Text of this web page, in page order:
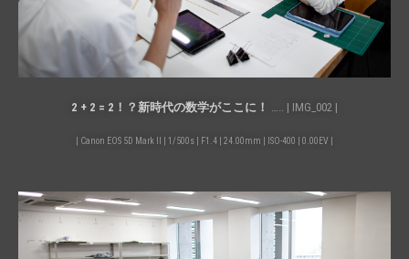
2 + 2 = 2！？新時代の数学がここに！ ….. | IMG_002 |
| Canon EOS 5D Mark II | 1/500s | F1.4 | 24.00mm | ISO-400 | 0.00EV |